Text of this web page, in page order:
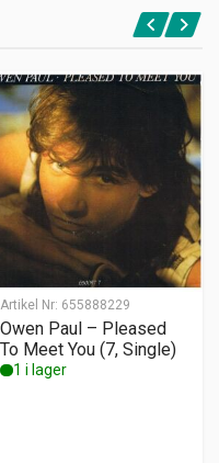
Artikel Nr: 655888229
Owen Paul – Pleased
To Meet You (7, Single)
1 i lager